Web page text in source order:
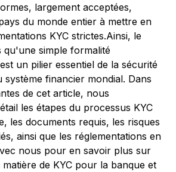
largement acceptées,
du monde entier à mettre en
KYC strictes.Ainsi, le
qu'une simple formalité
un pilier essentiel de la sécurité
système financier mondial. Dans
de cet article, nous
les étapes du processus KYC
les documents requis, les risques
ainsi que les réglementations en
nous pour en savoir plus sur
de KYC pour la banque et